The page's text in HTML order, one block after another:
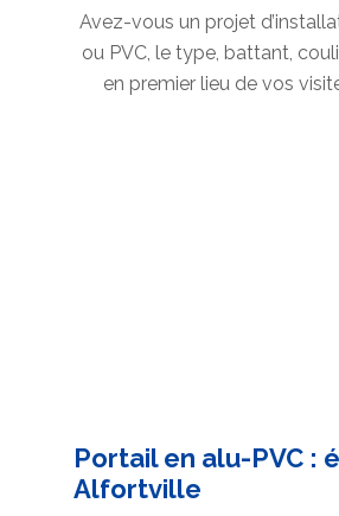
Avez-vous un projet
ou PVC, le type, battant,
en premier lieu de vos
Portail en alu-PVC :
Alfortville